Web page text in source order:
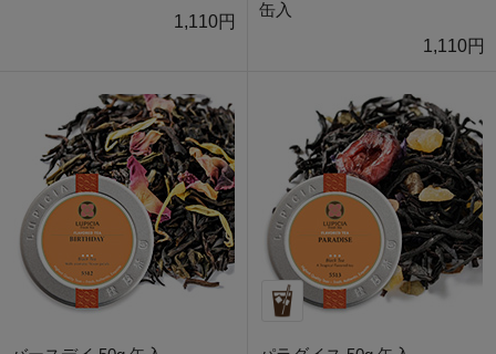
1,110円
缶入
1,110円